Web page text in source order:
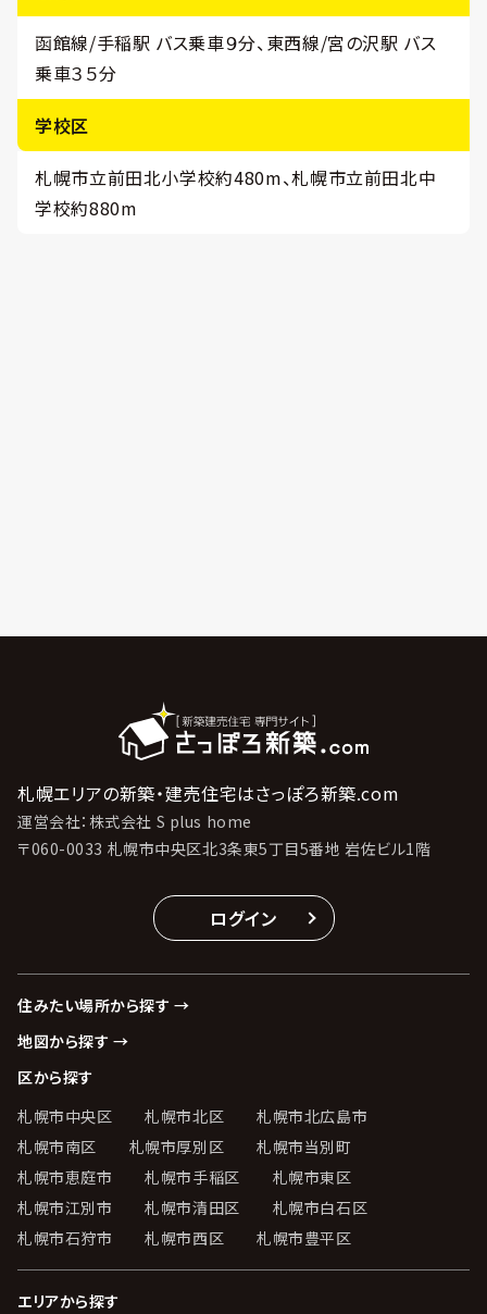
函館線/手稲駅 バス乗車９分、東西線/宮の沢駅 バス
乗車３５分
学校区
札幌市立前田北小学校約480m、札幌市立前田北中
学校約880m
札幌エリアの新築・建売住宅はさっぽろ新築.com
運営会社：株式会社 S plus home
〒060-0033 札幌市中央区北3条東5丁目5番地 岩佐ビル1階
ログイン
住みたい場所から探す →
地図から探す →
区から探す
札幌市中央区
札幌市北区
札幌市北広島市
札幌市南区
札幌市厚別区
札幌市当別町
札幌市恵庭市
札幌市手稲区
札幌市東区
札幌市江別市
札幌市清田区
札幌市白石区
札幌市石狩市
札幌市西区 札幌市豊平区
エリアから探す